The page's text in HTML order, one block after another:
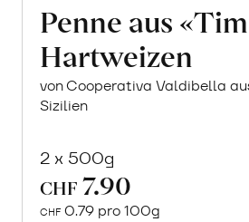
Penne aus
Hartweizen
von Cooperativa Valdibella
Sizilien
2 x 500g
CHF 7.90
CHF 0.79 pro 100g